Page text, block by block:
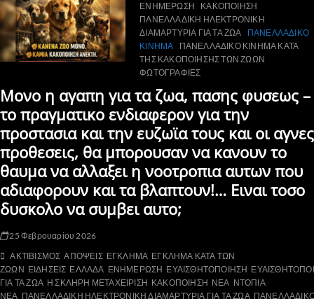
ΕΝΗΜΕΡΩΣΗ
ΚΑΚΟΠΟΙΗΣΗ
ΠΑΝΕΛΛΑΔΙΚΗ ΗΛΕΚΤΡΟΝΙΚΗ
ΔΙΑΜΑΡΤΥΡΙΑ ΓΙΑ ΤΑ ΖΩΑ
ΠΑΝΕΛΛΑΔΙΚΟ
ΚΙΝΗΜΑ
ΠΑΝΕΛΛΑΔΙΚΟ ΚΙΝΗΜΑ ΚΑΤΑ
ΤΗΣ ΚΑΚΟΠΟΙΗΣΗΣ ΤΩΝ ΖΩΩΝ
ΦΩΤΟΓΡΑΦΙΕΣ
Μονο η αγαπη για τα ζωα, πασης φυσεως –
το πραγματικο ενδιαφερον για την
προστασια και την ευζωϊα τους και οι αγνες
προθεσεις, θα μπορουσαν να κανουν το
θαυμα να αλλαξει η νοοτροπια αυτων που
αδιαφορουν και τα βλαπτουν!… Ειναι τοσο
δυσκολο να συμβει αυτο;
25 Φεβρουαρίου 2026
ΑΚΤΙΒΙΣΜΟΣ ΑΠΟΨΕΙΣ ΕΓΚΛΗΜΑ ΕΓΚΛΗΜΑ ΚΑΤΑ ΤΩΝ
ΖΩΩΝ ΕΙΔΗΣΕΙΣ ΕΛΛΑΔΑ ΕΝΗΜΕΡΩΣΗ ΕΥΑΙΣΘΗΤΟΠΟΙΗΣΗ
ΓΙΑ ΤΑ ΖΩΑ Η ΣΚΛΗΡΗ ΜΕΤΑΧΕΙΡΙΣΗ ΚΑΚΟΠΟΙΗΣΗ ΝΕΑ ΝΤΟΠΙΑ
ΝΕΑ ΠΑΝΕΛΛΑΔΙΚΗ ΗΛΕΚΤΡΟΝΙΚΗ ΔΙΑΜΑΡΤΥΡΙΑ ΓΙΑ ΤΑ ΖΩΑ